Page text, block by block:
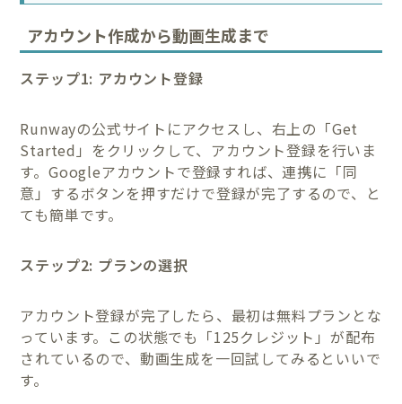
アカウント作成から動画生成まで
ステップ1: アカウント登録
Runwayの公式サイトにアクセスし、右上の「Get
Started」をクリックして、アカウント登録を行いま
す。Googleアカウントで登録すれば、連携に「同
意」するボタンを押すだけで登録が完了するので、と
ても簡単です。
ステップ2: プランの選択
アカウント登録が完了したら、最初は無料プランとな
っています。この状態でも「125クレジット」が配布
されているので、動画生成を一回試してみるといいで
す。